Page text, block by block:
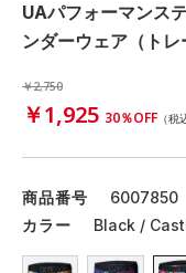
UAパフォーマンス
ンダーウェア（トレ
￥2,750
￥1,925 30％OFF （税
商品番号
6007850
カラー
Black /